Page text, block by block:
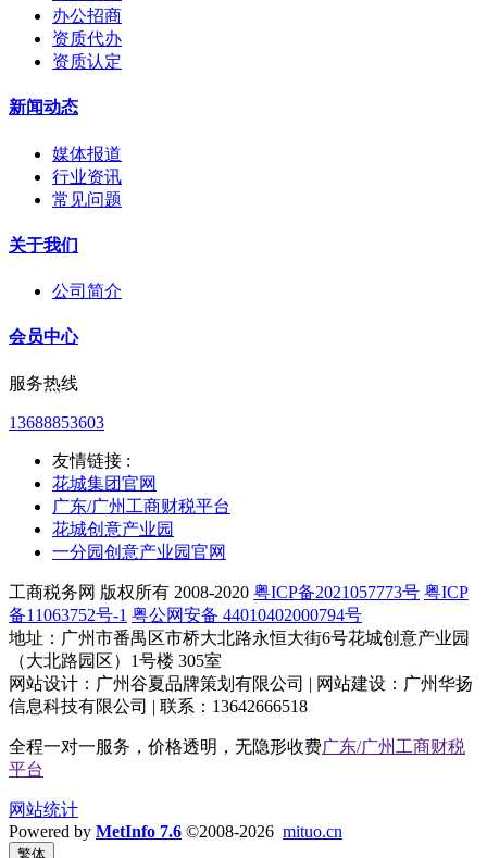
办公招商
资质代办
资质认定
新闻动态
媒体报道
行业资讯
常见问题
关于我们
公司简介
会员中心
服务热线
13688853603
友情链接 :
花城集团官网
广东/广州工商财税平台
花城创意产业园
一分园创意产业园官网
工商税务网 版权所有 2008-2020 粤ICP备2021057773号 粤ICP
备11063752号-1 粤公网安备 44010402000794号
地址：广州市番禺区市桥大北路永恒大街6号花城创意产业园
（大北路园区）1号楼 305室
网站设计：广州谷夏品牌策划有限公司 | 网站建设：广州华扬
信息科技有限公司 | 联系：13642666518
全程一对一服务，价格透明，无隐形收费广东/广州工商财税
平台
网站统计
Powered by MetInfo 7.6 ©2008-2026 mituo.cn
繁体